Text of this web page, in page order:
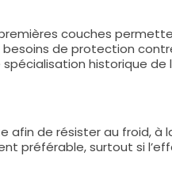
couches
besoins de protection
historique de
afin de résister au froid, à
préférable, surtout si